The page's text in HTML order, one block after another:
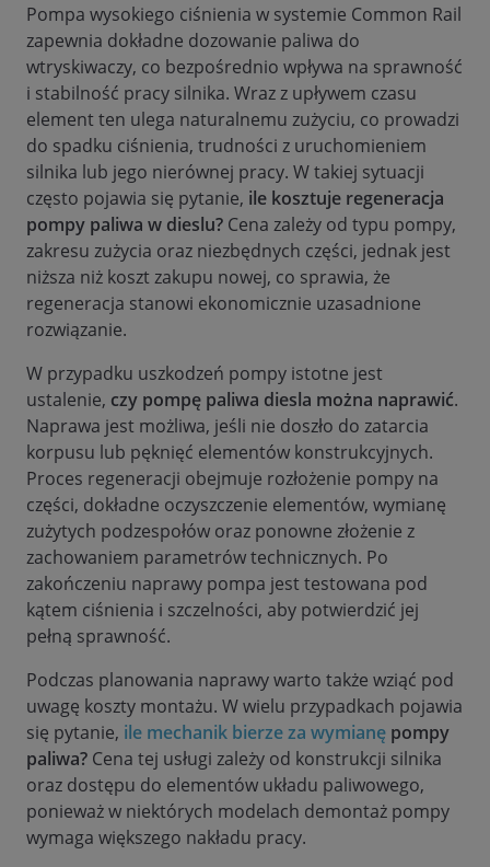
Pompa wysokiego ciśnienia w systemie Common Rail
zapewnia dokładne dozowanie paliwa do
wtryskiwaczy, co bezpośrednio wpływa na sprawność
i stabilność pracy silnika. Wraz z upływem czasu
element ten ulega naturalnemu zużyciu, co prowadzi
do spadku ciśnienia, trudności z uruchomieniem
silnika lub jego nierównej pracy. W takiej sytuacji
często pojawia się pytanie, ile kosztuje regeneracja
pompy paliwa w dieslu? Cena zależy od typu pompy,
zakresu zużycia oraz niezbędnych części, jednak jest
niższa niż koszt zakupu nowej, co sprawia, że
regeneracja stanowi ekonomicznie uzasadnione
rozwiązanie.
W przypadku uszkodzeń pompy istotne jest
ustalenie, czy pompę paliwa diesla można naprawić.
Naprawa jest możliwa, jeśli nie doszło do zatarcia
korpusu lub pęknięć elementów konstrukcyjnych.
Proces regeneracji obejmuje rozłożenie pompy na
części, dokładne oczyszczenie elementów, wymianę
zużytych podzespołów oraz ponowne złożenie z
zachowaniem parametrów technicznych. Po
zakończeniu naprawy pompa jest testowana pod
kątem ciśnienia i szczelności, aby potwierdzić jej
pełną sprawność.
Podczas planowania naprawy warto także wziąć pod
uwagę koszty montażu. W wielu przypadkach pojawia
się pytanie, ile mechanik bierze za wymianę pompy
paliwa? Cena tej usługi zależy od konstrukcji silnika
oraz dostępu do elementów układu paliwowego,
ponieważ w niektórych modelach demontaż pompy
wymaga większego nakładu pracy.